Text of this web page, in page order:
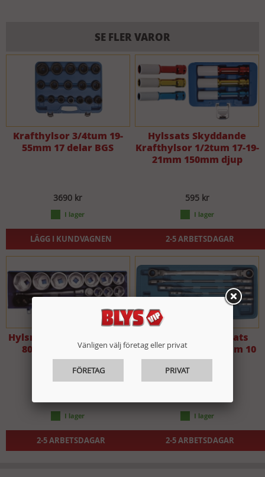
SE FLER VAROR
Krafthylsor 3/4tum 19-
55mm 17 delar BGS
3690 kr
LÄGG I KUNDVAGNEN
Hylssats Skyddande
Krafthylsor 1/2tum 17-19-
21mm 150mm djup
595 kr
2-5 ARBETSDAGAR
Hylsnyckelsats 1tum 36-
80mm 15 delar BGS
2-5 ARBETSDAGAR
Ringspärrnyckelsats
ledad, dubbel 8-19mm 10
delar BGS
2-5 ARBETSDAGAR
Vänligen välj företag eller privat
FÖRETAG PRIVAT